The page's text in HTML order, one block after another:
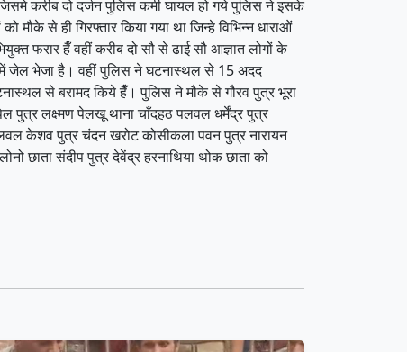
करीब दो दर्जन पुलिस कर्मी घायल हो गये पुलिस ने इसके
से ही गिरफ्तार किया गया था जिन्हे विभिन्न धाराओं
फरार हैँ वहीं करीब दो सौ से ढाई सौ आज्ञात लोगों के
में जेल भेजा है। वहीं पुलिस ने घटनास्थल से 15 अदद
से बरामद किये हैँ। पुलिस ने मौके से गौरव पुत्र भूरा
पुत्र लक्ष्मण पेलखू थाना चाँदहठ पलवल धर्मेंद्र पुत्र
पलवल केशव पुत्र चंदन खरोट कोसीकला पवन पुत्र नारायन
छाता संदीप पुत्र देवेंद्र हरनाथिया थोक छाता को